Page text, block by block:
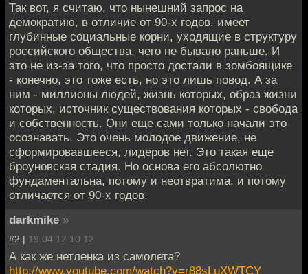
Так вот, я считаю, что нынешний запрос на
демократию, в отличие от 90-х годов, имеет
глубинные социальные корни, уходящие в структуру
российского общества, чего не бывало раньше. И
это не из-за того, что просто достали в зомбоящике
- конечно, это тоже есть, но это лишь повод. А за
ним - миллионы людей, жизнь которых, образ жизни
которых, источник существования которых - свобода
и собственность. Они еще сами только начали это
осознавать. Это очень молодое движение, не
сформировавшееся, лидеров нет. Это такая еще
броуновская стадия. Но основа его абсолютно
фундаментальна, потому и неотвратима, и потому
отличается от 90-х годов.
darkmike »
#2 | 19.04.12 10:12
А как же нетленка из самолета?
http://www.youtube.com/watch?v=r88sLuXWTCY